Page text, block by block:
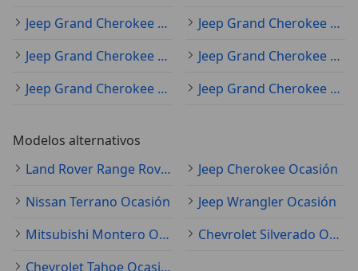
Jeep Grand Cherokee 2019
Jeep Grand Cherokee 2015
Jeep Grand Cherokee 2024
Jeep Grand Cherokee 2020
Jeep Grand Cherokee 2007
Jeep Grand Cherokee 2026
Modelos alternativos
Land Rover Range Rover Sport Ocasión
Jeep Cherokee Ocasión
Nissan Terrano Ocasión
Jeep Wrangler Ocasión
Mitsubishi Montero Ocasión
Chevrolet Silverado Ocasión
Chevrolet Tahoe Ocasión